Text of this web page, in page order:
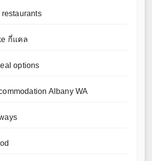
กี่แคล
options
Albany WA